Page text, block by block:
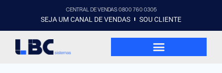
CENTRAL DE VENDAS 0800 760 0305
SEJA UM CANAL DE VENDAS SOU CLIENTE